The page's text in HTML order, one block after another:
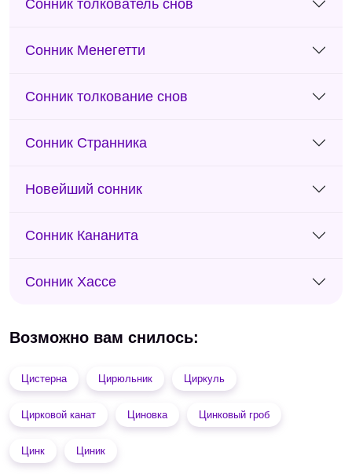
Сонник толкователь снов
Сонник Менегетти
Сонник толкование снов
Сонник Странника
Новейший сонник
Сонник Кананита
Сонник Хассе
Возможно вам снилось:
Цистерна Цирюльник Циркуль
Цирковой канат Циновка Цинковый гроб
Цинк Циник